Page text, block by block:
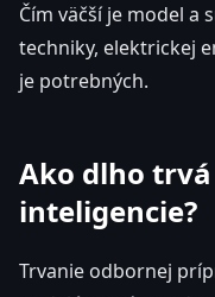
Čím väčší je model a
techniky, elektrickej
je potrebných.
Ako dlho
inteligencie?
Trvanie odbornej